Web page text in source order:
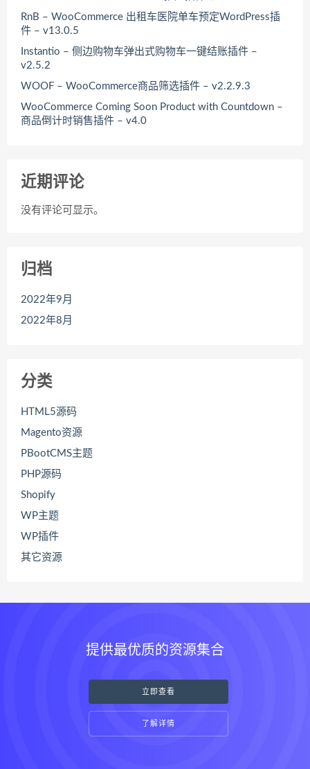
RnB – WooCommerce 出租车医院单车预定WordPress插
件 – v13.0.5
Instantio – 侧边购物车弹出式购物车一键结账插件 –
v2.5.2
WOOF – WooCommerce商品筛选插件 – v2.2.9.3
WooCommerce Coming Soon Product with Countdown –
商品倒计时销售插件 – v4.0
近期评论
没有评论可显示。
归档
2022年9月
2022年8月
分类
HTML5源码
Magento资源
PBootCMS主题
PHP源码
Shopify
WP主题
WP插件
其它资源
提供最优质的资源集合
立即查看
了解详情